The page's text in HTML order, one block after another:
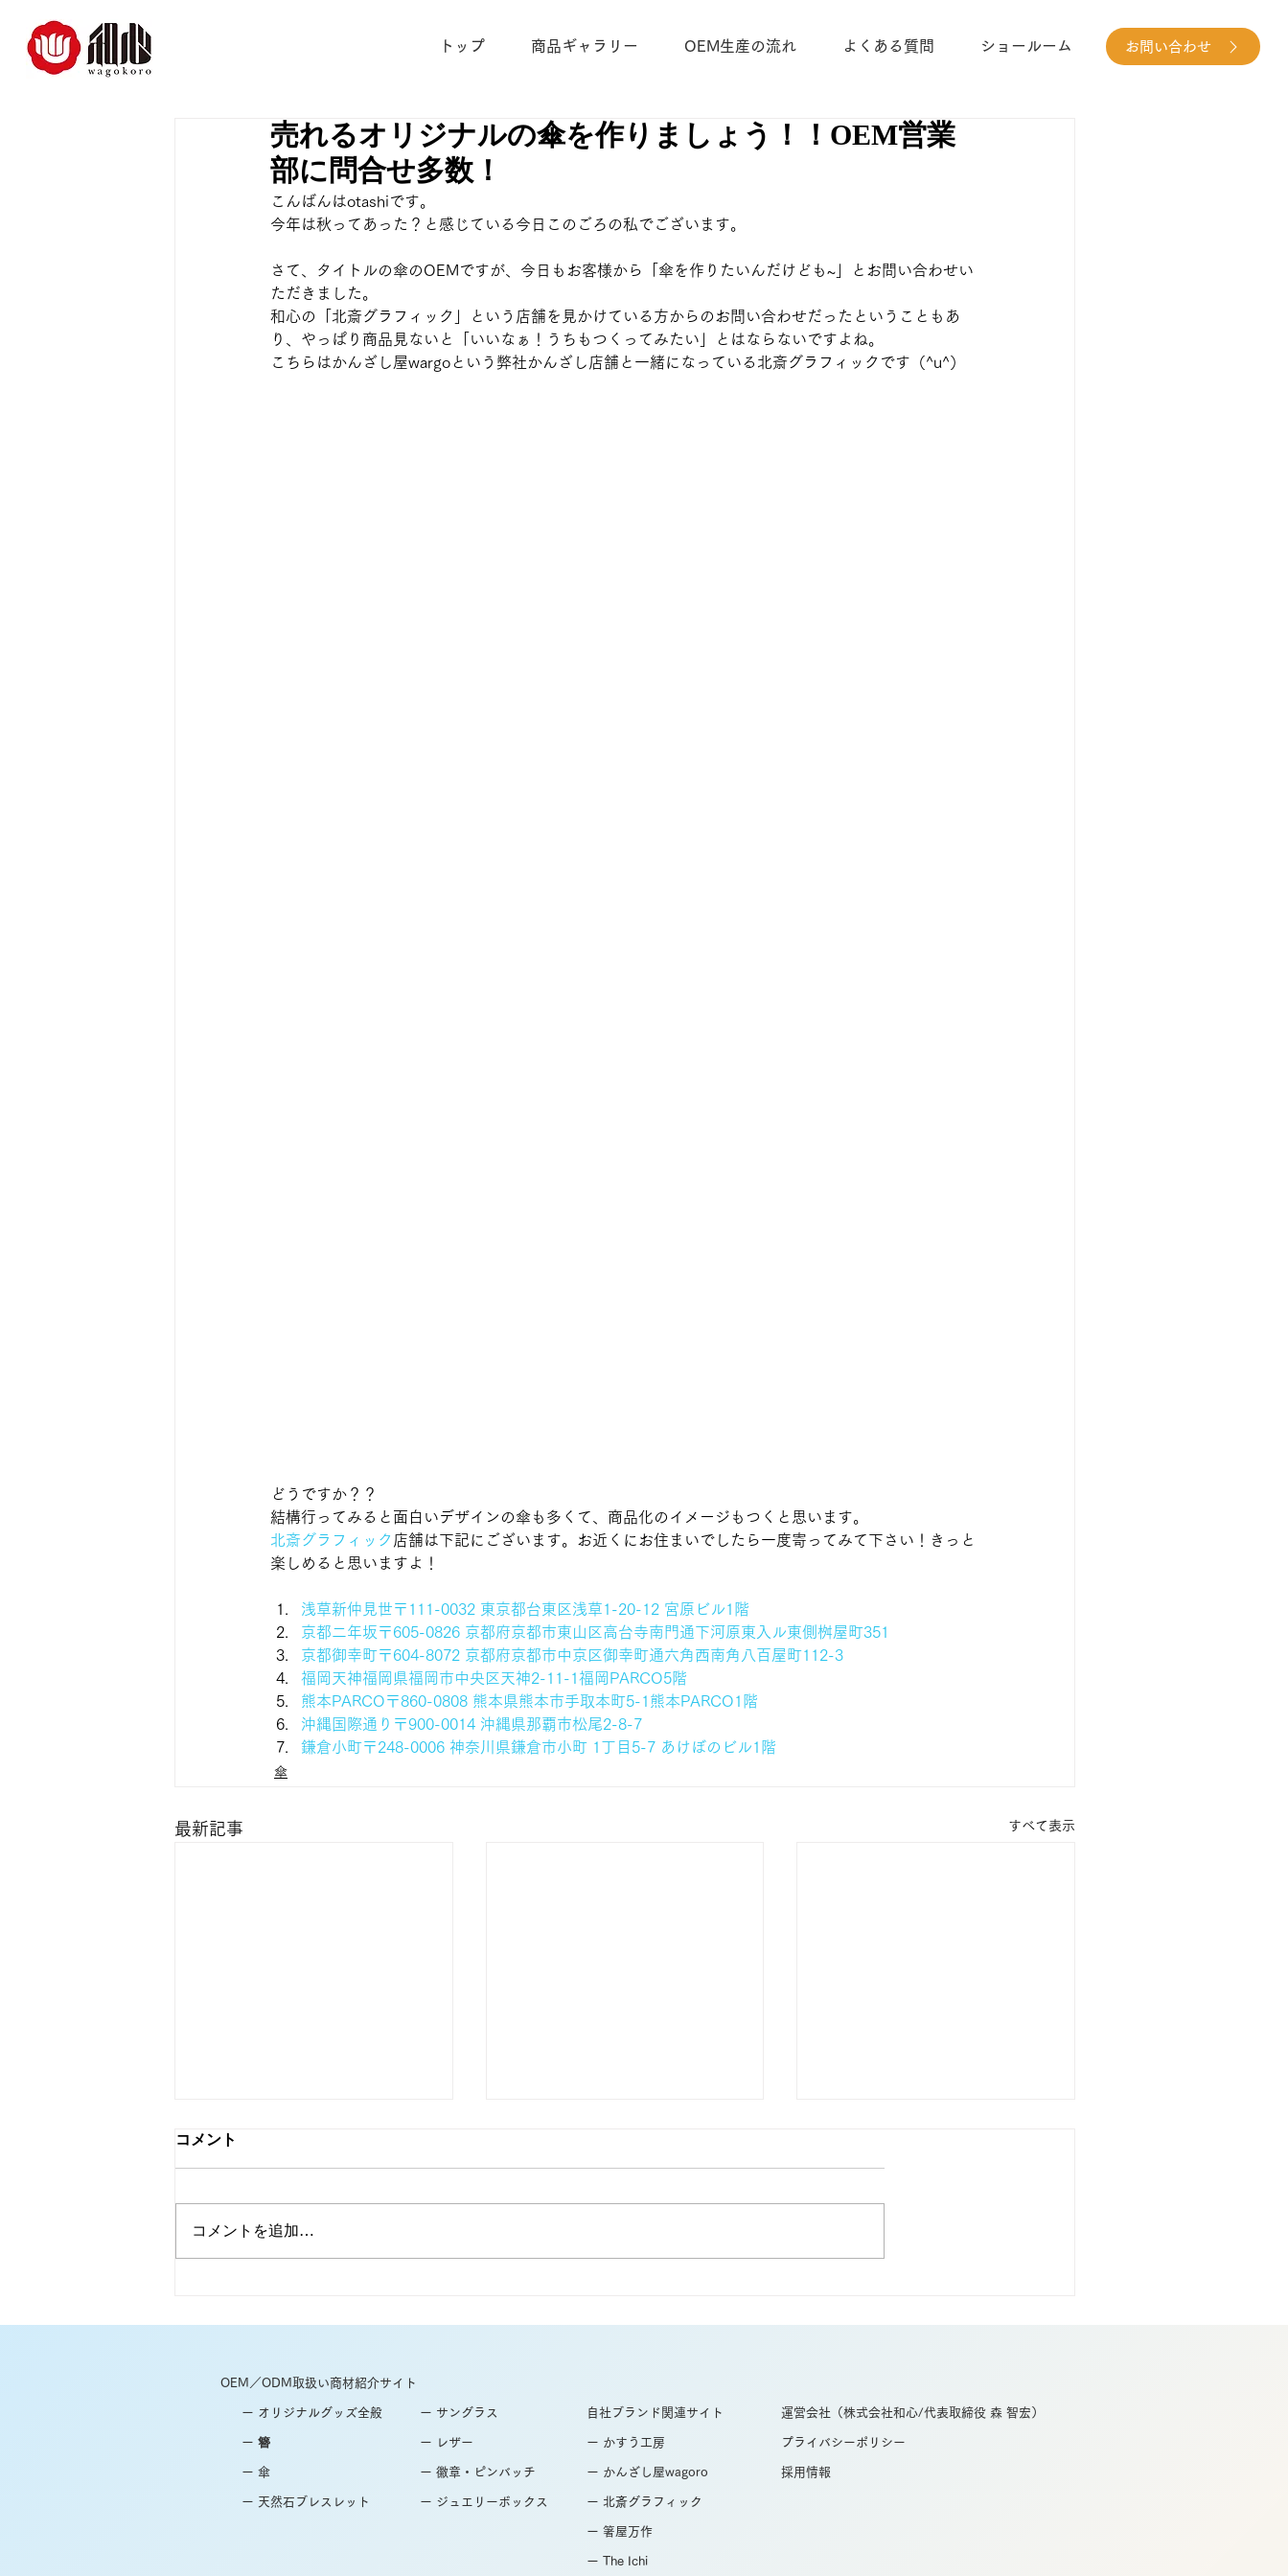
トップ 商品ギャラリー OEM生産の流れ よくある質問 ショールーム お問い合わせ
売れるオリジナルの傘を作りましょう！！OEM営業
部に問合せ多数！
こんばんはotashiです。
今年は秋ってあった？と感じている今日このごろの私でございます。
さて、タイトルの傘のOEMですが、今日もお客様から「傘を作りたいんだけども~」とお問い合わせい
ただきました。
和心の「北斎グラフィック」という店舗を見かけている方からのお問い合わせだったということもあ
り、やっぱり商品見ないと「いいなぁ！うちもつくってみたい」とはならないですよね。
こちらはかんざし屋wargoという弊社かんざし店舗と一緒になっている北斎グラフィックです（^u^）
どうですか？？
結構行ってみると面白いデザインの傘も多くて、商品化のイメージもつくと思います。
北斎グラフィック 店舗は下記にございます。お近くにお住まいでしたら一度寄ってみて下さい！きっと
楽しめると思いますよ！
浅草新仲見世〒111-0032 東京都台東区浅草1-20-12 宮原ビル1階
京都二年坂〒605-0826 京都府京都市東山区高台寺南門通下河原東入ル東側桝屋町351
京都御幸町〒604-8072 京都府京都市中京区御幸町通六角西南角八百屋町112-3
福岡天神福岡県福岡市中央区天神2-11-1福岡PARCO5階
熊本PARCO〒860-0808 熊本県熊本市手取本町5-1熊本PARCO1階
沖縄国際通り〒900-0014 沖縄県那覇市松尾2-8-7
鎌倉小町〒248-0006 神奈川県鎌倉市小町 1丁目5-7 あけぼのビル1階
傘
最新記事 すべて表示
コメント
コメントを追加…
OEM／ODM取扱い商材紹介サイト
ー オリジナルグッズ全般
ー 簪
ー 傘
ー 天然石ブレスレット
ー サングラス
ー レザー
ー 徽章・ピンバッチ
ー ジュエリーボックス
自社ブランド関連サイト
ー かすう工房
ー かんざし屋wagoro
運営会社（株式会社和心/代表取締役 森 智宏）
プライバシーポリシー
採用情報
ー 北斎グラフィック
ー 箸屋万作
ー The Ichi